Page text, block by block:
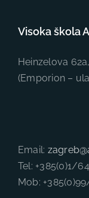
Visoka škola
Heinzelova
(Emporion –
Email:
Tel: +385(0)1/
Mob: